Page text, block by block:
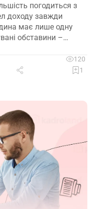
погодиться з
доходу завжди
має лише одну
обставини –
позбавити її
давно
120
1